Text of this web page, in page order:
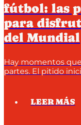
fútbol: las
para
del Mundial
Hay momentos
partes. El pitido
LEER MÁS